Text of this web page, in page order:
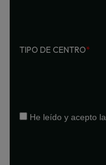
TIPO DE CENTRO*
He leído y acepto la